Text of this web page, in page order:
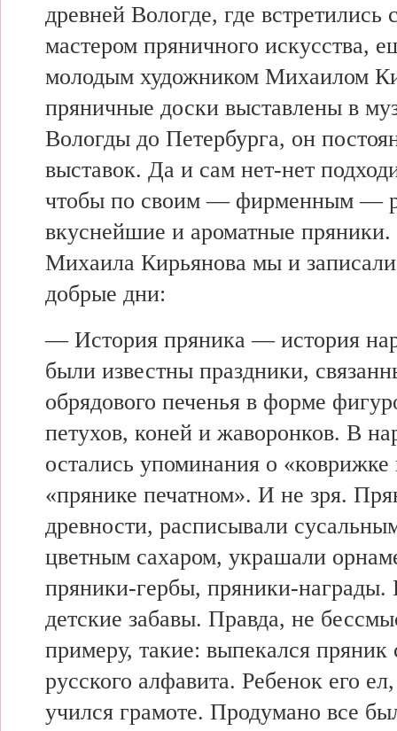
древней Вологде, где встретились
мастером пряничного искусства,
молодым художником Михаилом
пряничные доски выставлены в
Вологды до Петербурга, он
выставок. Да и сам нет-нет
чтобы по своим — фирменным —
вкуснейшие и ароматные пряники.
Михаила Кирьянова мы и
добрые дни:
— История пряника — история
были известны праздники,
обрядового печенья в форме
петухов, коней и жаворонков. В
остались упоминания о
«прянике печатном». И не зря.
древности, расписывали
цветным сахаром, украшали
пряники-гербы, пряники-награды.
детские забавы. Правда, не
примеру, такие: выпекался пряник
русского алфавита. Ребенок его
учился грамоте. Продумано все